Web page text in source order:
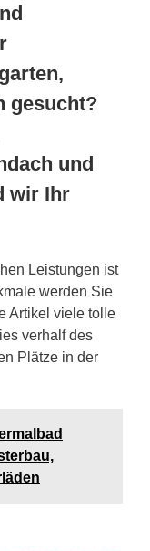
gesucht?
und
wir Ihr
Leistungen ist
werden Sie
Artikel viele tolle
verhalf des
Plätze in der